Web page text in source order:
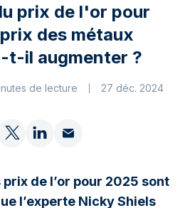
prix de l'or pour
des métaux
t-il augmenter ?
de lecture 27 déc. 2024
de l’or pour 2025 sont
l’experte Nicky Shiels